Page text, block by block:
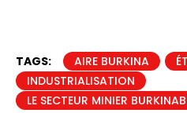
TAGS: AIRE BURKINA
INDUSTRIALISATION
LE SECTEUR MINIER